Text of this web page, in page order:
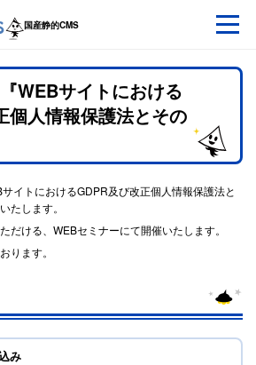
国産静的CMS
とは?
問
WEBサイトにおける
個人情報保護法とその
イトにおけるGDPR及び改正個人情報保護法と
たします。
だける、WEBセミナーにて開催いたします。
ります。
み